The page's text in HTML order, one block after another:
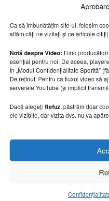
Ca să îmbunătățim site-ul, folosim
aflăm câți ne vizitați și ce articole
Notă despre Video: Fiind
esențial pentru noi. De aceea,
în „Modul Confidențialitate Sporită”
De reținut: Pentru ca fluxul video să
serverele YouTube (și implicit
Dacă alegeți Refuz, păstrăm doar
ele vizibile, dar vizita dvs. nu va
AMENAJĂRI
DESIGN
ARHITECTURĂ
OPINII &
Articole
Marile aeroporturi
arhitecturale
5 august 2026
Bioarhitectura remodelează
5 august 2026